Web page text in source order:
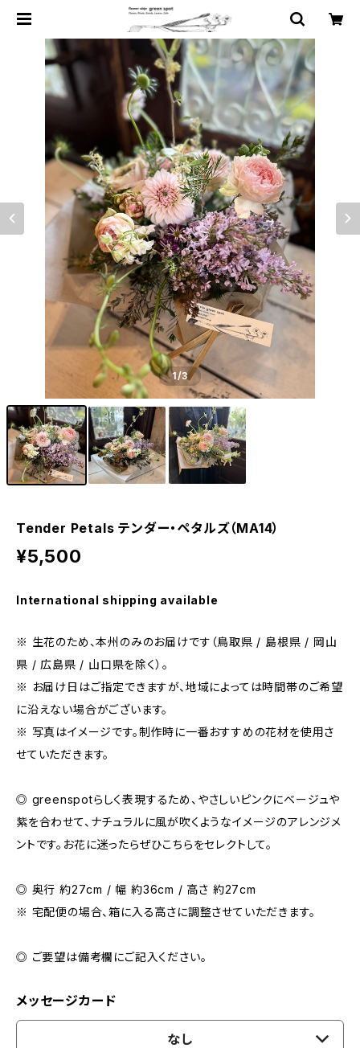
1/3
Tender Petals テンダー・ペタルズ（MA14）
¥5,500
International shipping available
※ 生花のため、本州のみのお届けです（鳥取県 / 島根県 / 岡山
県 / 広島県 / 山口県を除く）。
※ お届け日はご指定できますが、地域によっては時間帯のご希望
に沿えない場合がございます。
※ 写真はイメージです。制作時に一番おすすめの花材を使用さ
せていただきます。
◎ greenspotらしく表現するため、やさしいピンクにベージュや
紫を合わせて、ナチュラルに風が吹くようなイメージのアレンジメ
ントです。お花に迷ったらぜひこちらをセレクトして。
◎ 奥行 約27cm / 幅 約36cm / 高さ 約27cm
※ 宅配便の場合、箱に入る高さに調整させていただきます。
◎ ご要望は備考欄にご記入ください。
メッセージカード
なし